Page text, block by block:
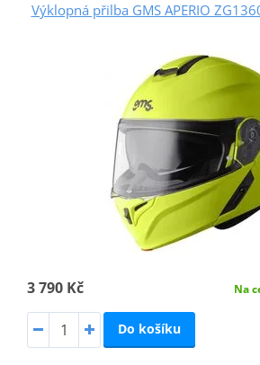
Výklopná přilba GMS APERIO
3 790 Kč Na
Do košíku